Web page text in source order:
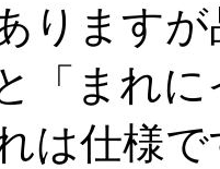
ります
「まれ
は仕様で